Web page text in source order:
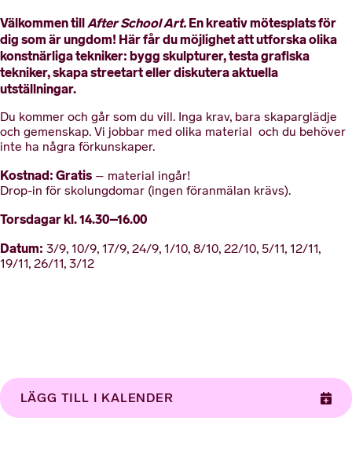
Välkommen till After School Art. En kreativ mötesplats för
dig som är ungdom! Här får du möjlighet att utforska olika
konstnärliga tekniker: bygg skulpturer, testa grafiska
tekniker, skapa streetart eller diskutera aktuella
utställningar.
Du kommer och går som du vill. Inga krav, bara skaparglädje
och gemenskap. Vi jobbar med olika material och du behöver
inte ha några förkunskaper.
Kostnad: Gratis – material ingår!
Drop-in för skolungdomar (ingen föranmälan krävs).
Torsdagar kl. 14.30–16.00
Datum: 3/9, 10/9, 17/9, 24/9, 1/10, 8/10, 22/10, 5/11, 12/11,
19/11, 26/11, 3/12
LÄGG TILL I KALENDER